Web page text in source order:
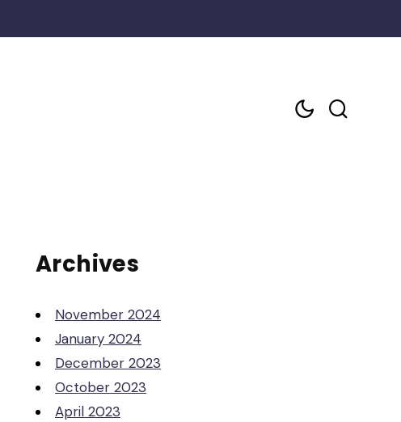
Archives
November 2024
January 2024
December 2023
October 2023
April 2023